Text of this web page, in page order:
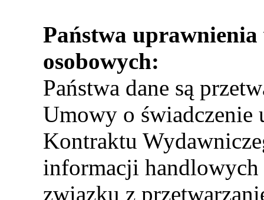
Państwa uprawnienia
osobowych:
Państwa dane są
Umowy o świadczenie
Kontraktu
informacji
związku z